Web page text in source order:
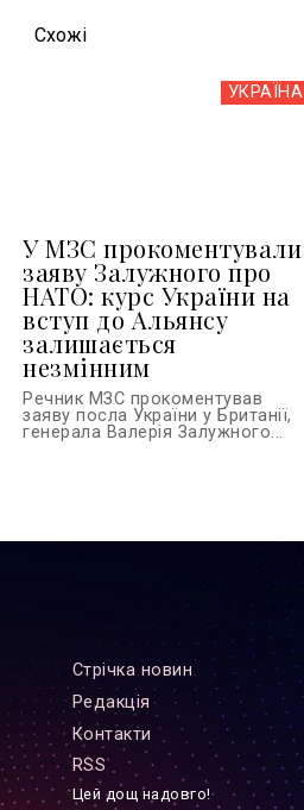
Схожi
УКРАЇНА
У МЗС прокоментували
заяву Залужного про
НАТО: курс України на
вступ до Альянсу
залишається
незмінним
Речник МЗС прокоментував
заяву посла України у Британії,
генерала Валерія Залужного...
Стрiчка новин
Редакцiя
Контакти
RSS
Цей дощ надовго!